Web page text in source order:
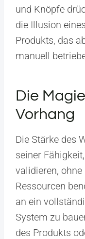
und Knöpfe
die Illusion
Produkts, das
manuell
Die
Vorhang
Die Stärke des
seiner
validieren,
Ressourcen
an ein
System zu
des Produkts